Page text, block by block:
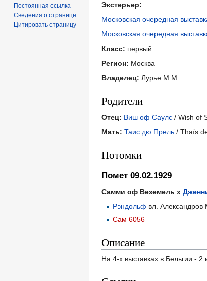
Экстерьер:
Московская очередная
Московская очередная
Класс: первый
Регион: Москва
Владелец: Лурье М.М.
Родители
Отец: Виш оф Саулс / Wish of
Мать: Таис дю Прель / Thaïs
Потомки
Помет 09.02.1929
Самми оф Веземель х
Рэндольф вл. Александров
Сам 6056
Описание
На 4-х выставках в Бельгии -
Постоянная ссылка
Сведения о странице
Цитировать страницу